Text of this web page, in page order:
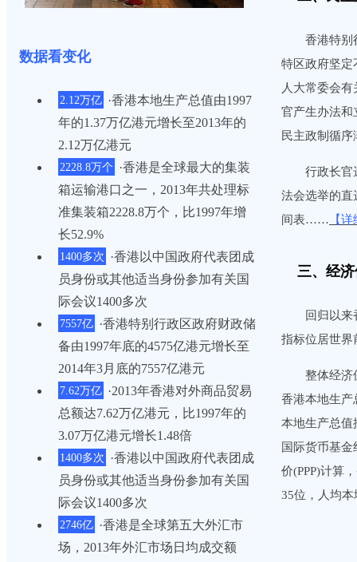
数据看变化
2.12万亿 ·香港本地生产总值由1997
年的1.37万亿港元增长至2013年的
2.12万亿港元
2228.8万个 ·香港是全球最大的集装
箱运输港口之一，2013年共处理标
准集装箱2228.8万个，比1997年增
长52.9%
1400多次 ·香港以中国政府代表团成
员身份或其他适当身份参加有关国
际会议1400多次
7557亿 ·香港特别行政区政府财政储
备由1997年底的4575亿港元增长至
2014年3月底的7557亿港元
7.62万亿 ·2013年香港对外商品贸易
总额达7.62万亿港元，比1997年的
3.07万亿港元增长1.48倍
1400多次 ·香港以中国政府代表团成
员身份或其他适当身份参加有关国
际会议1400多次
2746亿 ·香港是全球第五大外汇市
场，2013年外汇市场日均成交额
香港特别行
特区政府坚定
人大常委会
官产生办法和
民主政制循
行政长官选
法会选举的直
间表…… 【
三、经
回归以来香
指标位居世界
整体经济保
香港本地生产
本地生产总值
国际货币基
价(PPP)计算
35位，人均